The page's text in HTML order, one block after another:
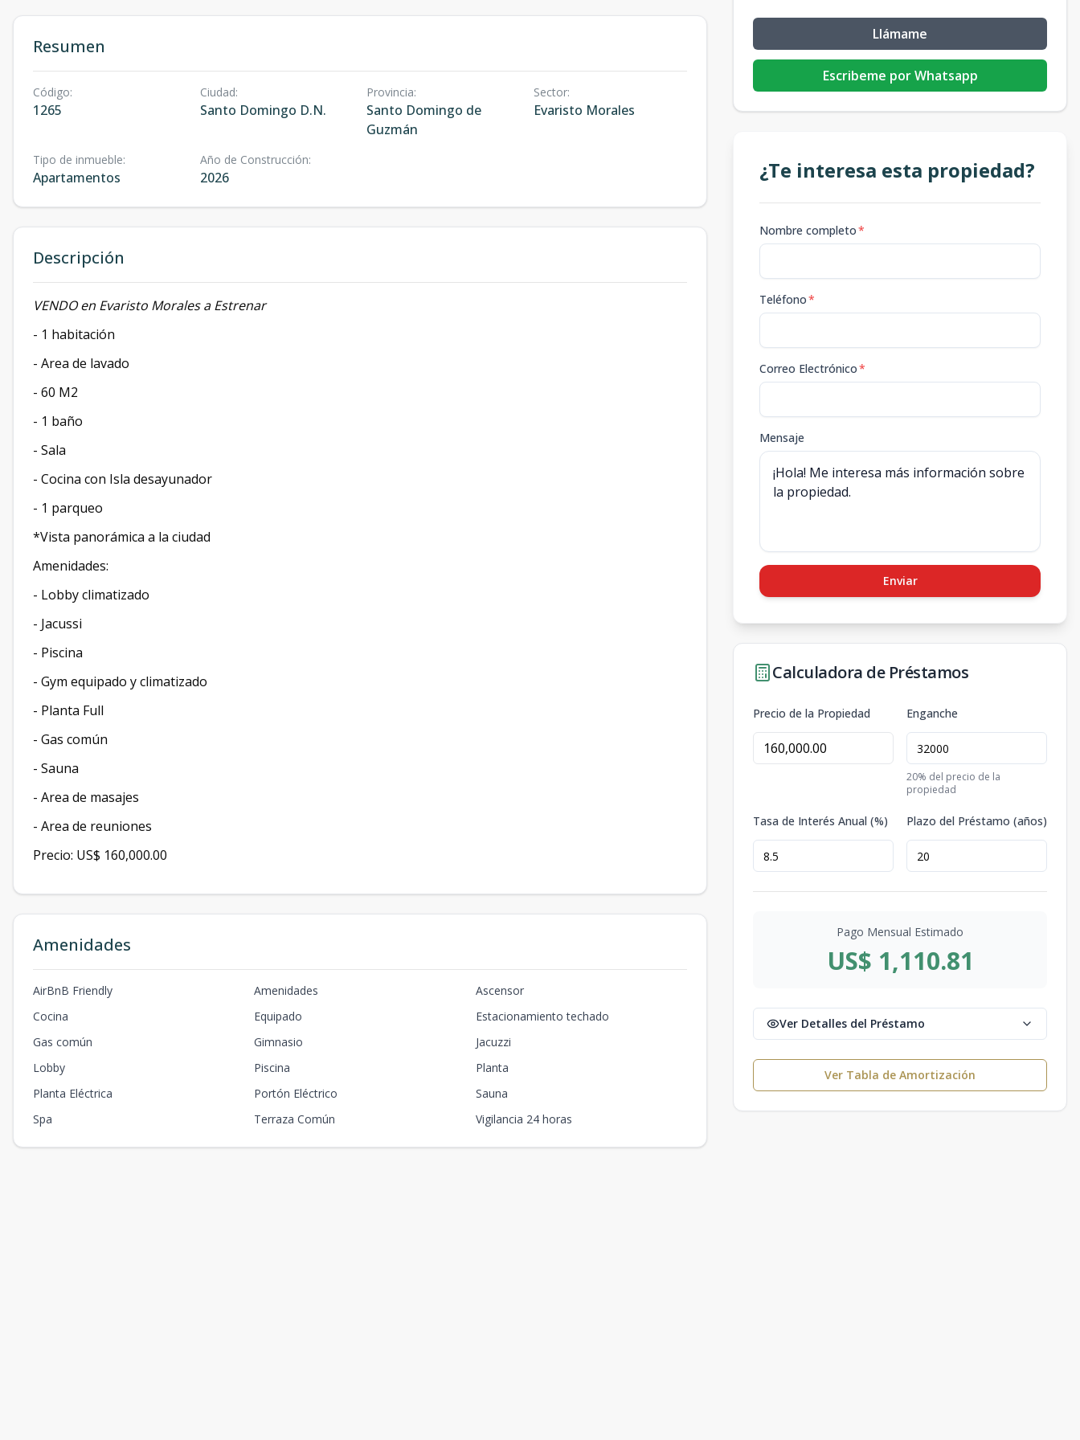
Resumen
Código:
1265
Ciudad:
Santo Domingo D.N.
Provincia:
Santo Domingo de
Guzmán
Sector:
Evaristo Morales
Tipo de inmueble:
Apartamentos
Año de Construcción:
2026
Descripción
VENDO en Evaristo Morales a Estrenar
- 1 habitación
- Area de lavado
- 60 M2
- 1 baño
- Sala
- Cocina con Isla desayunador
- ⁠1 parqueo
*Vista panorámica a la ciudad
Amenidades:
- Lobby climatizado
- Jacussi
- Piscina
- Gym equipado y climatizado
- ⁠Planta Full
- ⁠Gas común
- Sauna
- Area de masajes
- Area de reuniones
Precio: US$ 160,000.00
Amenidades
AirBnB Friendly Amenidades
Ascensor
Cocina
Equipado
Estacionamiento techado
Gas común
Gimnasio
Jacuzzi
Lobby
Piscina
Planta
Planta Eléctrica
Portón Eléctrico
Sauna
Spa
Terraza Común Vigilancia 24 horas
Llámame
Escribeme por Whatsapp
¿Te interesa esta propiedad?
Nombre completo*
Teléfono*
Correo Electrónico*
Mensaje
Enviar
Calculadora de Préstamos
Precio de la Propiedad Enganche
20% del precio de la
propiedad
Tasa de Interés Anual (%) Plazo del Préstamo (años)
Pago Mensual Estimado
US$ 1,110.81
Ver Detalles del Préstamo
Ver Tabla de Amortización